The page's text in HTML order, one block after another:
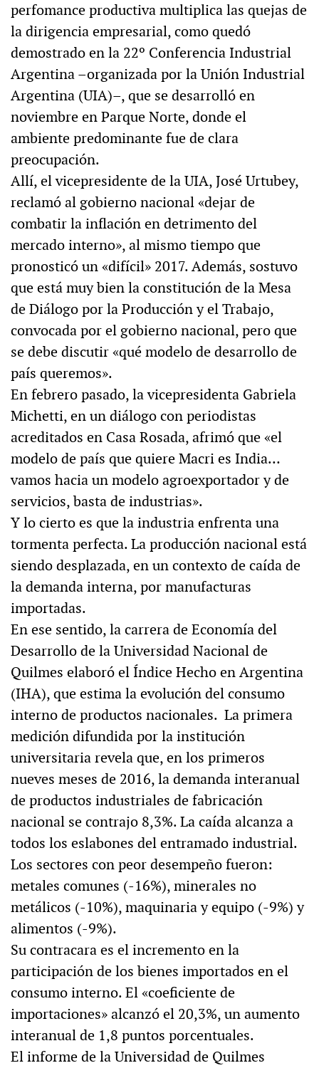
perfomance productiva multiplica las quejas de
la dirigencia empresarial, como quedó
demostrado en la 22º Conferencia Industrial
Argentina –organizada por la Unión Industrial
Argentina (UIA)–, que se desarrolló en
noviembre en Parque Norte, donde el
ambiente predominante fue de clara
preocupación.
Allí, el vicepresidente de la UIA, José Urtubey,
reclamó al gobierno nacional «dejar de
combatir la inflación en detrimento del
mercado interno», al mismo tiempo que
pronosticó un «difícil» 2017. Además, sostuvo
que está muy bien la constitución de la Mesa
de Diálogo por la Producción y el Trabajo,
convocada por el gobierno nacional, pero que
se debe discutir «qué modelo de desarrollo de
país queremos».
En febrero pasado, la vicepresidenta Gabriela
Michetti, en un diálogo con periodistas
acreditados en Casa Rosada, afrimó que «el
modelo de país que quiere Macri es India…
vamos hacia un modelo agroexportador y de
servicios, basta de industrias».
Y lo cierto es que la industria enfrenta una
tormenta perfecta. La producción nacional está
siendo desplazada, en un contexto de caída de
la demanda interna, por manufacturas
importadas.
En ese sentido, la carrera de Economía del
Desarrollo de la Universidad Nacional de
Quilmes elaboró el Índice Hecho en Argentina
(IHA), que estima la evolución del consumo
interno de productos nacionales. La primera
medición difundida por la institución
universitaria revela que, en los primeros
nueves meses de 2016, la demanda interanual
de productos industriales de fabricación
nacional se contrajo 8,3%. La caída alcanza a
todos los eslabones del entramado industrial.
Los sectores con peor desempeño fueron:
metales comunes (-16%), minerales no
metálicos (-10%), maquinaria y equipo (-9%) y
alimentos (-9%).
Su contracara es el incremento en la
participación de los bienes importados en el
consumo interno. El «coeficiente de
importaciones» alcanzó el 20,3%, un aumento
interanual de 1,8 puntos porcentuales.
El informe de la Universidad de Quilmes